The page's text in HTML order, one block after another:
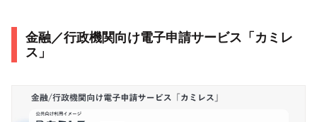
金融／行政機関向け電子申請サービス「カミレ
ス」